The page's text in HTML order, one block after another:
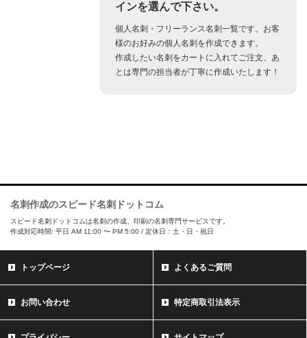
インを選んで下さい。
個人名刺・フリーランス名刺一覧です。お客
様のお好みの個人名刺を作成できます。
作成したい名刺をカートに入れてご注文、あ
とは専門の担当者が丁寧に作成いたします！
名刺作成のスピード名刺ドットコム
スピード名刺ドットコムは名刺の作成、印刷の名刺専門サービスです。
作成対応時間: 平日 AM 11:00 〜 PM 5:00 / 定休日：土・日・祝日
トップページ よくあるご質問
お問い合わせ 特定商取引法表示